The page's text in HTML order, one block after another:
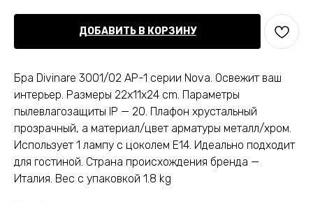
ДОБАВИТЬ В КОРЗИНУ
Бра Divinare 3001/02 AP-1 серии Nova. Освежит ваш
интерьер. Размеры 22x11x24 cm. Параметры
пылевлагозащиты IP — 20. Плафон хрустальный
прозрачный, а материал/цвет арматуры металл/хром.
Использует 1 лампу с цоколем E14. Идеально подходит
для гостиной. Страна происхождения бренда —
Италия. Вес с упаковкой 1.8 kg